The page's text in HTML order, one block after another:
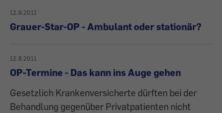
12.9.2011
Grauer-Star-OP - Ambulant oder stationär?
12.8.2011
OP-Termine - Das kann ins Auge gehen
Gesetzlich Krankenversicherte dürften bei der
Behandlung gegenüber Privatpatienten nicht